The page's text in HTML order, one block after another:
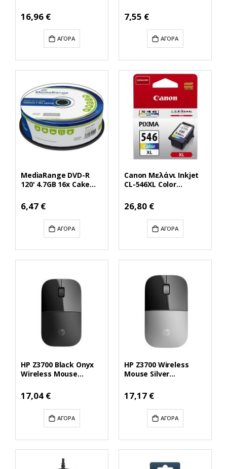
16,96 €
ΑΓΟΡΆ
7,55 €
ΑΓΟΡΆ
MediaRange DVD-R
120' 4.7GB 16x Cake
6,47 €
ΑΓΟΡΆ
Canon Μελάνι Inkjet
CL-546XL Color
CL546XL)
Ειδική
Τιμή
26,80 €
ΑΓΟΡΆ
HP Z3700 Black Onyx
Wireless Mouse
Ειδική
Τιμή
17,04 €
ΑΓΟΡΆ
HP Z3700 Wireless
Mouse Silver
Ειδική
Τιμή
17,17 €
ΑΓΟΡΆ